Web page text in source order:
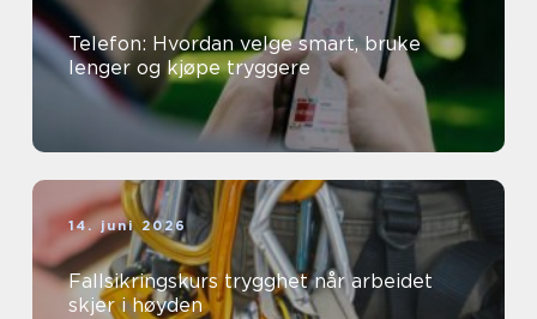
Telefon: Hvordan velge smart, bruke
lenger og kjøpe tryggere
14. juni 2026
Fallsikringskurs trygghet når arbeidet
skjer i høyden